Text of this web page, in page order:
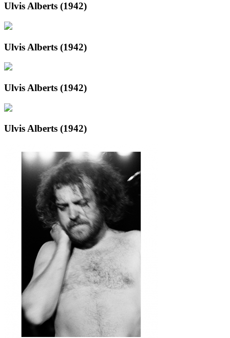
Ulvis Alberts (1942)
Ulvis Alberts (1942)
Ulvis Alberts (1942)
Ulvis Alberts (1942)